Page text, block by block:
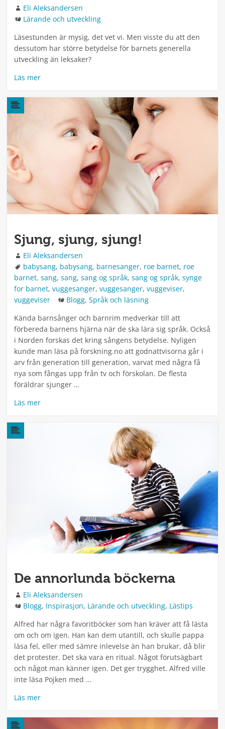
Författare
Eli Aleksandersen
Kategorier
Lärande och utveckling
Läsestunden är mysig, det vet vi. Men visste du att den
dessutom har större betydelse för barnets generella
utveckling än leksaker?
Läs mer
Sjung, sjung, sjung!
Författare
Eli Aleksandersen
Taggar
babysang, babysang, barnesanger, roe barnet, roe
barnet, sang, sang, sang og språk, sang og språk, synge
for barnet, vuggesanger, vuggesanger, vuggeviser,
vuggeviser
Kategorier
Blogg, Språk och läsning
Kända barnsånger och barnrim medverkar till att
förbereda barnens hjärna när de ska lära sig språk. Också
i Norden forskas det kring sångens betydelse. Nyligen
kunde man läsa på forskning.no att godnattvisorna går i
arv från generation till generation, varvat med några få
nya som fångas upp från tv och förskolan. De flesta
föräldrar sjunger …
Läs mer
De annorlunda böckerna
Författare
Eli Aleksandersen
Kategorier
Blogg, Inspirasjon, Lärande och utveckling, Lästips
Alfred har några favoritböcker som han kräver att få lästa
om och om igen. Han kan dem utantill, och skulle pappa
läsa fel, eller med sämre inlevelse än han brukar, då blir
det protester. Det ska vara en ritual. Något förutsägbart
och något man känner igen. Det ger trygghet. Alfred ville
inte läsa Pojken med …
Läs mer